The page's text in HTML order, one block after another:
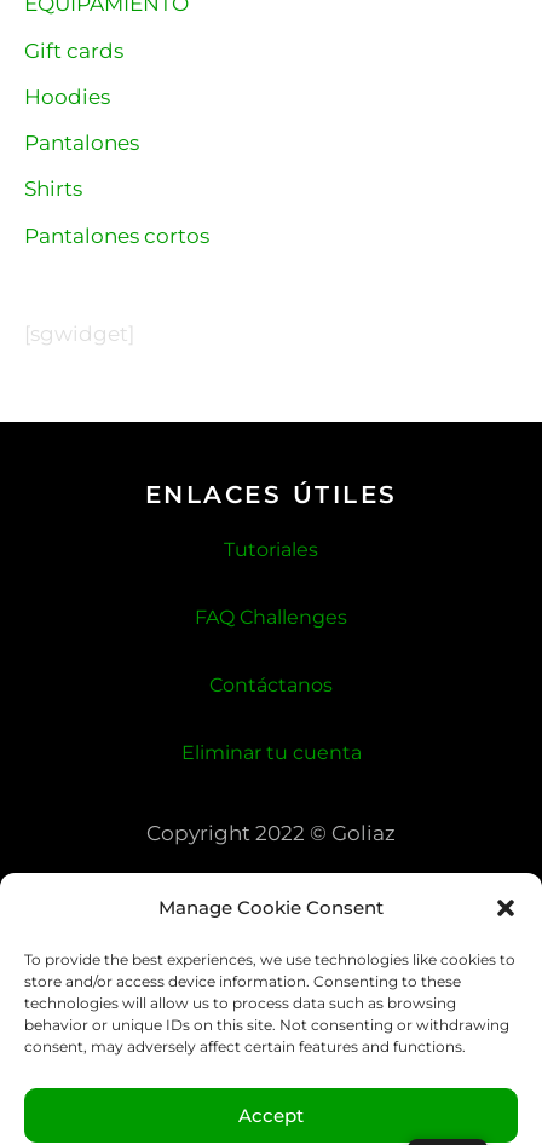
Manage Cookie Consent
To provide the best experiences, we use technologies like cookies to
store and/or access device information. Consenting to these
technologies will allow us to process data such as browsing
behavior or unique IDs on this site. Not consenting or withdrawing
consent, may adversely affect certain features and functions.
Accept
Gift cards
Hoodies
Pantalones
Shirts
Pantalones cortos
[sgwidget]
ENLACES ÚTILES
Tutoriales
FAQ Challenges
Contáctanos
Eliminar tu cuenta
Copyright 2022 © Goliaz